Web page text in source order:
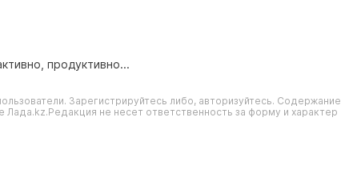
продуктивно...
Зарегистрируйтесь либо, авторизуйтесь. Содержание
не несет ответственность за форму и характер